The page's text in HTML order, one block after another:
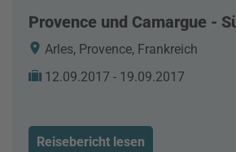
Provence und Camargue -
Arles, Provence, Frankreich
12.09.2017 - 19.09.2017
Reisebericht lesen